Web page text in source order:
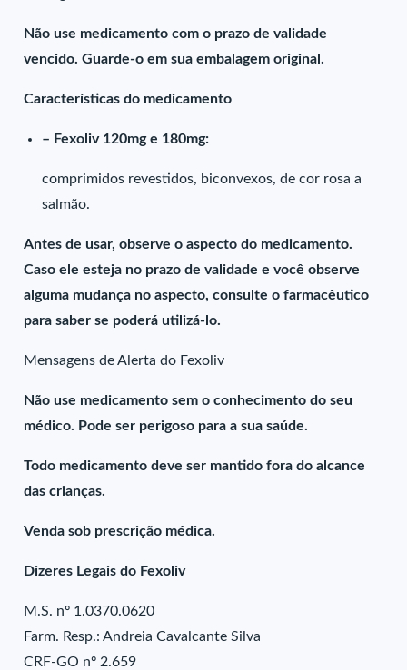
Não use medicamento com o prazo de validade
vencido. Guarde-o em sua embalagem original.
Características do medicamento
– Fexoliv 120mg e 180mg:
comprimidos revestidos, biconvexos, de cor rosa a
salmão.
Antes de usar, observe o aspecto do medicamento.
Caso ele esteja no prazo de validade e você observe
alguma mudança no aspecto, consulte o farmacêutico
para saber se poderá utilizá-lo.
Mensagens de Alerta do Fexoliv
Não use medicamento sem o conhecimento do seu
médico. Pode ser perigoso para a sua saúde.
Todo medicamento deve ser mantido fora do alcance
das crianças.
Venda sob prescrição médica.
Dizeres Legais do Fexoliv
M.S. nº 1.0370.0620
Farm. Resp.: Andreia Cavalcante Silva
CRF-GO nº 2.659